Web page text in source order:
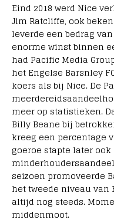
Eind 2018 werd Nice
Jim Ratcliffe, ook
leverde een bedrag
enorme winst binnen
had Pacific Media
het Engelse Barsnley
koers als bij Nice. De
meer op statistieken.
Billy Beane bij
kreeg een percentage
goeroe stapte later ook
seizoen promoveerde
het tweede niveau van
altijd nog steeds.
middenmoot.